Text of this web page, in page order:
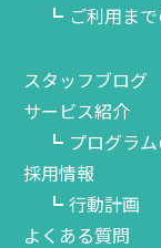
ご利用ま
スタッフブログ
サービス紹介
プログラ
採用情報
行動計画
よくある質問